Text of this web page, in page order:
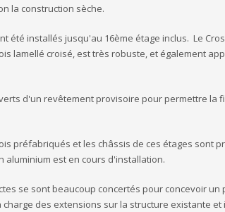
la construction sèche.
été installés jusqu'au 16ème étage inclus. Le
lamellé croisé, est très robuste, et également
d'un revêtement provisoire pour permettre la
préfabriqués et les châssis de ces étages sont
aluminium est en cours d'installation.
se sont beaucoup concertés pour concevoir un
des extensions sur la structure existante et